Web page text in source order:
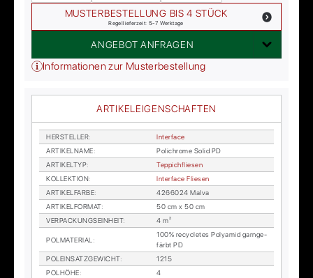
MUSTERBESTELLUNG BIS 4 STÜCK
Regellieferzeit: 5-7 Werktage
ANGEBOT ANFRAGEN
Informationen zur Musterbestellung
ARTIKELEIGENSCHAFTEN
HER­STEL­LER:
In­ter­face
AR­TI­KEL­NA­ME:
Po­lichro­me So­lid PD
AR­TI­KEL­TYP:
Tep­pich­flie­sen
KOL­LEK­TI­ON:
In­ter­face Flie­sen
AR­TI­KEL­FAR­BE:
4266024 Mal­va
AR­TI­KEL­FOR­MAT:
50 cm x 50 cm
VER­PA­CKUNGS­EIN­HEIT: 4 m²
POL­MA­TE­RI­AL :
100% re­cy­cle­tes Po­ly­amid garn­ge­
färbt PD
POL­EIN­SATZ­GE­WICHT:
1215
POL­HÖ­HE:
4